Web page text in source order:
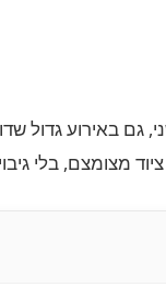
גם באירוע גדול
מצומצם, בלי